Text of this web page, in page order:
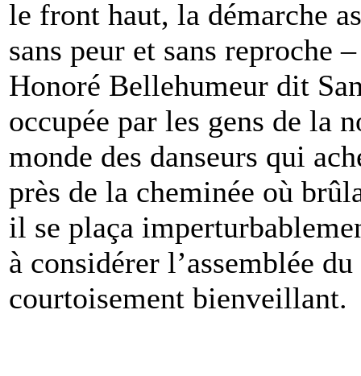
le front haut, la démarche
sans peur et sans reproche
Honoré Bellehumeur dit
occupée par les gens de la
monde des danseurs qui
près de la cheminée où
il se plaça
à considérer l’assemblée
courtoisement bienveillant.